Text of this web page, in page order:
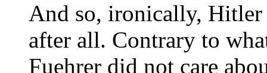
And so, ironically,
after all. Contrary to
Fuehrer did not care